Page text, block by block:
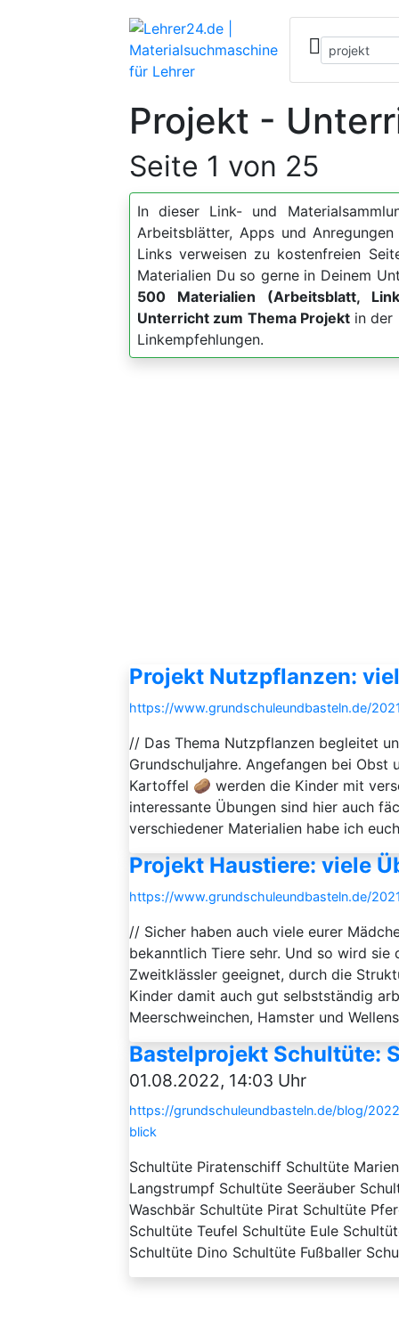
Projekt -
Seite 1 von 25
In dieser Link- und
Arbeitsblätter, Apps und
Links verweisen zu kostenfreien
Materialien Du so gerne in Deinem
500 Materialien (Arbeitsblatt,
Unterricht zum Thema Projektin der
Linkempfehlungen.
Projekt Nutzpflanzen:
https://www.grundschuleundbasteln.de/
// Das Thema Nutzpflanzen begleitet
Grundschuljahre. Angefangen bei
Kartoffel 🥔 werden die Kinder mit
interessante Übungen sind hier auch
verschiedener Materialien habe ich
Projekt Haustiere: viele
https://www.grundschuleundbasteln.de/
// Sicher haben auch viele eurer
bekanntlich Tiere sehr. Und so wird
Zweitklässler geeignet, durch die
Kinder damit auch gut selbstständig
Meerschweinchen, Hamster und
Bastelprojekt Schultüte:
01.08.2022, 14:03 Uhr
https://grundschuleundbasteln.de/blog/
blick
Schultüte Piratenschiff Schultüte
Langstrumpf Schultüte Seeräuber
Waschbär Schultüte Pirat Schultüte
Schultüte Teufel Schultüte Eule
Schultüte Dino Schultüte Fußballer